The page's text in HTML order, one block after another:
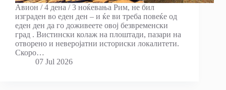
Авион / 4 дена / 3 ноќевања Рим, не бил
изграден во еден ден – и ќе ви треба повеќе од
еден ден да го доживеете овој безвременски
град . Вистински колаж на плоштади, пазари на
отворено и неверојатни историски локалитети.
Скоро…
07 Jul 2026